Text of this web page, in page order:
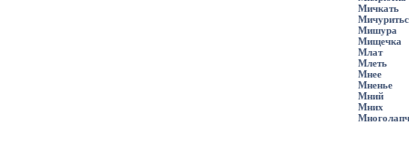
Мичкать
Мишура
Мищечка
Млат
Млеть
Мнее
Мненье
Мний
Мних